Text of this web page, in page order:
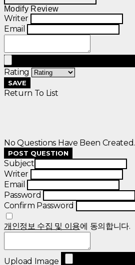
Modify Review
Writer
Email
Rating
SAVE
Return To List
No Questions Have Been Created.
POST QUESTION
Subject
Writer
Email
Password
Confirm Password
개인정보 수집 및 이용에 동의합니다.
Upload Image